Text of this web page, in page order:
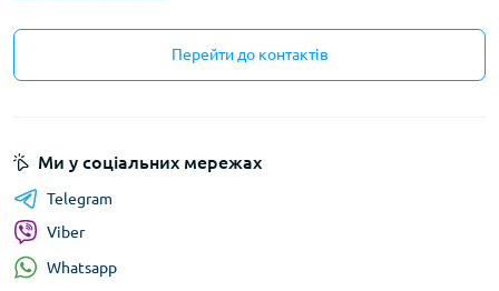
Перейти до контактів
Ми у соціальних мережах
Telegram
Viber
Whatsapp